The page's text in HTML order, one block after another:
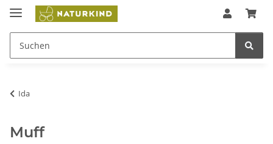
Ida
Muff